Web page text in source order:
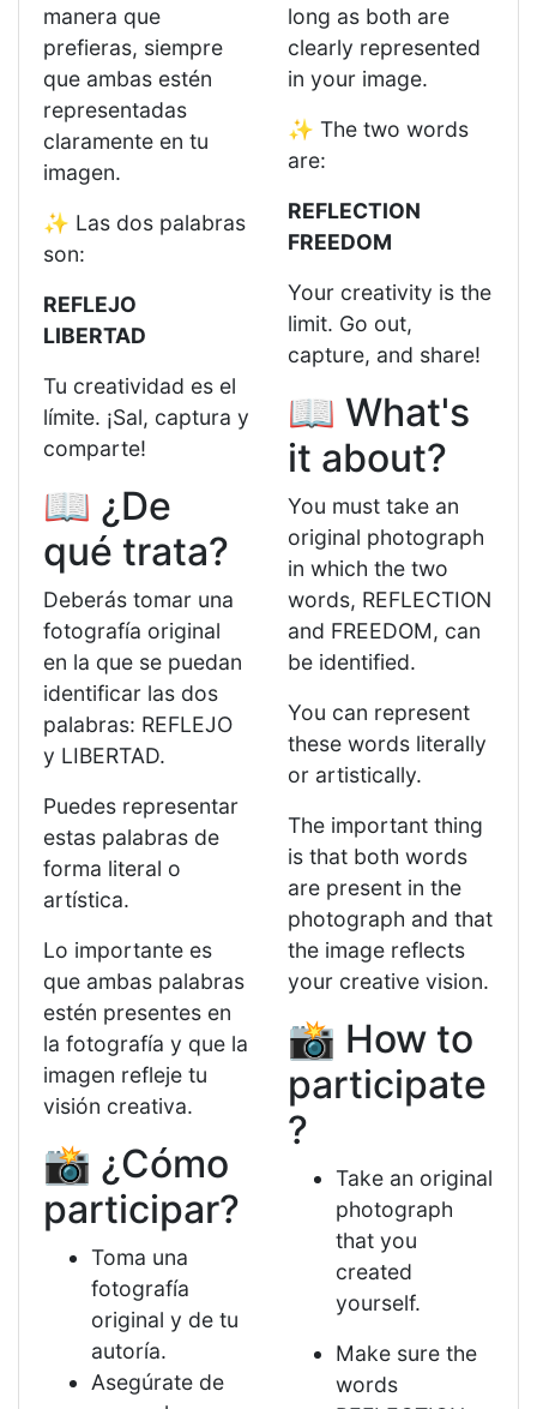
manera que
prefieras, siempre
que ambas estén
representadas
claramente en tu
imagen.
✨ Las dos palabras
son:
REFLEJO
LIBERTAD
Tu creatividad es el
límite. ¡Sal, captura y
comparte!
📖 ¿De
qué trata?
Deberás tomar una
fotografía original
en la que se puedan
identificar las dos
palabras: REFLEJO
y LIBERTAD.
Puedes representar
estas palabras de
forma literal o
artística.
Lo importante es
que ambas palabras
estén presentes en
la fotografía y que la
imagen refleje tu
visión creativa.
📸 ¿Cómo
participar?
Toma una
fotografía
original y de tu
autoría.
Asegúrate de
long as both are
clearly represented
in your image.
✨ The two words
are:
REFLECTION
FREEDOM
Your creativity is the
limit. Go out,
capture, and share!
📖 What's
it about?
You must take an
original photograph
in which the two
words, REFLECTION
and FREEDOM, can
be identified.
You can represent
these words literally
or artistically.
The important thing
is that both words
are present in the
photograph and that
the image reflects
your creative vision.
📸 How to
participate
?
Take an original
photograph
that you
created
yourself.
Make sure the
words